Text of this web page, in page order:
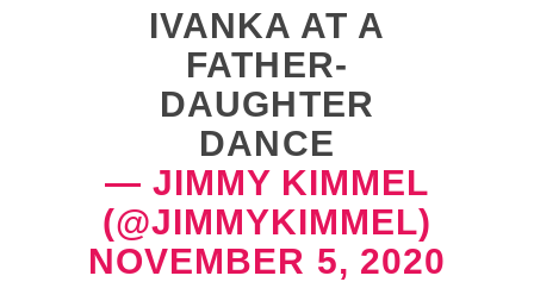
IVANKA AT A
FATHER-
DAUGHTER
DANCE
— JIMMY KIMMEL
(@JIMMYKIMMEL)
NOVEMBER 5, 2020